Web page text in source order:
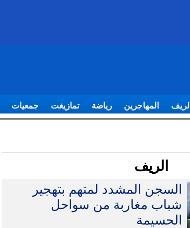
الريف المهاجرين رياضة تمازيغت جمعيات
الريف
السجن المشدد لمتهم بتهجير
شباب مغاربة من سواحل
الحسيمة